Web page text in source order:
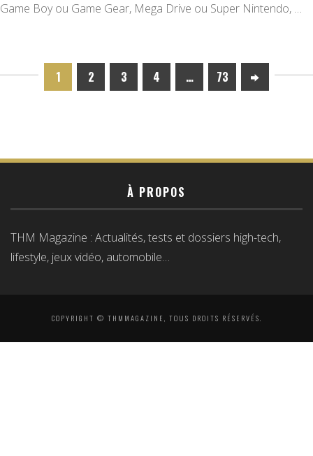
Game Boy ou Game Gear, Mega Drive ou Super Nintendo, …
1 2 3 4 … 73
À PROPOS
THM Magazine : Actualités, tests et dossiers high-tech,
lifestyle, jeux vidéo, automobile…
COPYRIGHT © THMMAGAZINE, TOUS DROITS RÉSERVÉS.